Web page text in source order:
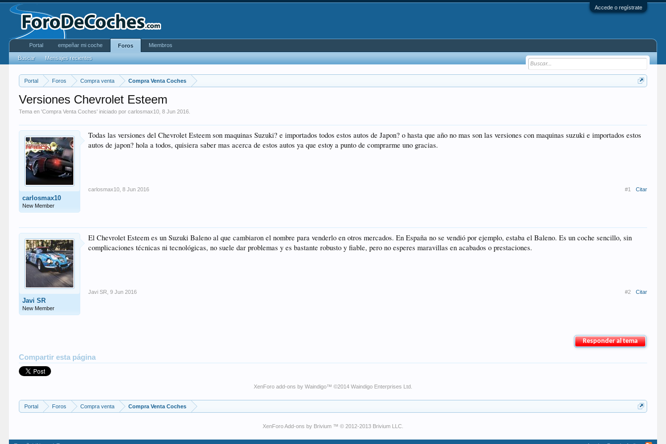
Accede o regístrate
Portal Foros Compra venta Compra Venta Coches
Versiones Chevrolet Esteem
Tema en 'Compra Venta Coches' iniciado porcarlosmax10 ,8 Jun 2016
carlosmax10
New Member
Todas las versiones del Chevrolet Esteem son maquinas Suzuki? e importados todos estos autos de Japon? o hasta que año no mas son las versiones con maquinas suzuki e importados estos
autos de japon? hola a todos, quisiera saber mas acerca de estos autos ya que estoy a punto de comprarme uno gracias.
carlosmax10 8 Jun 2016 #1 Citar
Javi SR
New Member
El Chevrolet Esteem es un Suzuki Baleno al que cambiaron el nombre para venderlo en otros mercados. En España no se vendió por ejemplo, estaba el Baleno. Es un coche sencillo, sin
complicaciones técnicas ni tecnológicas, no suele dar problemas y es bastante robusto y fiable, pero no esperes maravillas en acabados o prestaciones.
Javi SR 9 Jun 2016 #2 Citar
Responder al tema
Compartir esta página
XenForo add-ons by Waindigo™ ©2014 Waindigo Enterprises Ltd
Portal Foros Compra venta Compra Venta Coches
XenForo Add-ons by Brivium ™ © 2012-2013 Brivium LLC.
Portal empeñar mi coche Foros
Buscar Mensajes recientes
Miembros